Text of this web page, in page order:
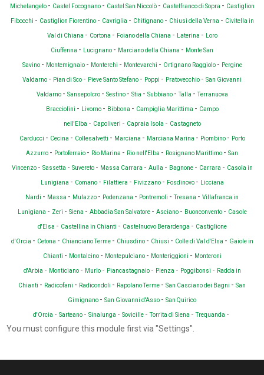
Michelangelo - Castel Focognano - Castel San Niccolò - Castelfranco di Sopra - Castiglion
Fibocchi - Castiglion Fiorentino - Cavriglia - Chitignano - Chiusi della Verna - Civitella in
Val di Chiana - Cortona - Foiano della Chiana - Laterina - Loro
Ciuffenna - Lucignano - Marciano della Chiana - Monte San
Savino - Montemignaio - Monterchi - Montevarchi - Ortignano Raggiolo - Pergine
Valdarno - Pian di Sco - Pieve Santo Stefano - Poppi - Pratovecchio - San Giovanni
Valdarno - Sansepolcro - Sestino - Stia - Subbiano -Talla -Terranuova
Bracciolini - Livorno - Bibbona - Campiglia Marittima - Campo
nell'Elba - Capoliveri - Capraia Isola - Castagneto
Carducci - Cecina - Collesalvetti - Marciana - Marciana Marina - Piombino - Porto
Azzurro - Portoferraio - Rio Marina - Rio nell'Elba - Rosignano Marittimo - San
Vincenzo - Sassetta - Suvereto - Massa Carrara - Aulla - Bagnone - Carrara - Casola in
Lunigiana - Comano - Filattiera - Fivizzano - Fosdinovo - Licciana
Nardi - Massa - Mulazzo - Podenzana - Pontremoli -Tresana - Villafranca in
Lunigiana - Zeri - Siena - Abbadia San Salvatore - Asciano - Buonconvento - Casole
d'Elsa - Castellina in Chianti - Castelnuovo Berardenga - Castiglione
d'Orcia - Cetona - Chianciano Terme - Chiusdino - Chiusi - Colle di Val d'Elsa - Gaiole in
Chianti - Montalcino - Montepulciano - Monteriggioni - Monteroni
d'Arbia - Monticiano - Murlo - Piancastagnaio - Pienza - Poggibonsi - Radda in
Chianti - Radicofani - Radicondoli - Rapolano Terme - San Casciano dei Bagni - San
Gimignano - San Giovanni d'Asso - San Quirico
d'Orcia - Sarteano - Sinalunga - Sovicille -Torrita di Siena -Trequanda -
You must configure this module first via "Settings".